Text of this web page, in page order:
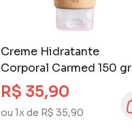
Creme Hidratante
Corporal Carmed 150 gr
Luz do Sol
R$ 35,90
ou 1x de R$ 35,90